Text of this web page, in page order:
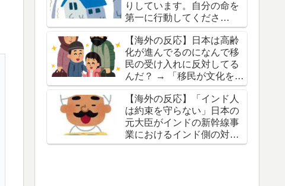
りしています。自分の命を
第一に行動してくださ
い。」 → 「本当に胸が痛
む」「最近大きな地震が多
くないか？」
【海外の反応】日本は高齢
化が進んでるのになんで移
民の受け入れに反対してる
んだ？ → 「移民が文化を破
壊すると思ってるからな」
「他国の失敗を見てきたか
らだろ」
【海外の反応】「インド人
は約束を守らない」日本の
元大臣がインドの新幹線事
業におけるインド側の対応
を批判